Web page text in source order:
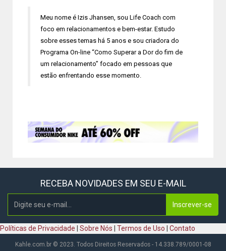
Meu nome é Izis Jhansen, sou Life Coach com
foco em relacionamentos e bem-estar. Estudo
sobre esses temas há 5 anos e sou criadora do
Programa On-line “Como Superar a Dor do fim de
um relacionamento” focado em pessoas que
estão enfrentando esse momento.
RECEBA NOVIDADES EM SEU E-MAIL
Inscrever-se
Políticas de Privacidade Sobre Nós Termos de Uso Contato
Kahle.com.br © 2023. Todos Direitos Reservados - 14.338.789/0001-08